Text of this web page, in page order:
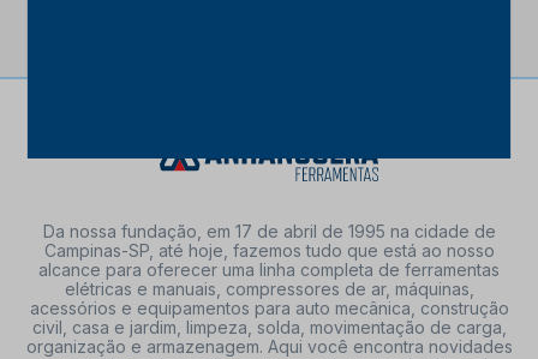
Da nossa fundação, em 17 de abril de 1995 na cidade de
Campinas-SP, até hoje, fazemos tudo que está ao nosso
alcance para oferecer uma linha completa de ferramentas
elétricas e manuais, compressores de ar, máquinas,
acessórios e equipamentos para auto mecânica, construção
civil, casa e jardim, limpeza, solda, movimentação de carga,
organização e armazenagem. Aqui você encontra novidades